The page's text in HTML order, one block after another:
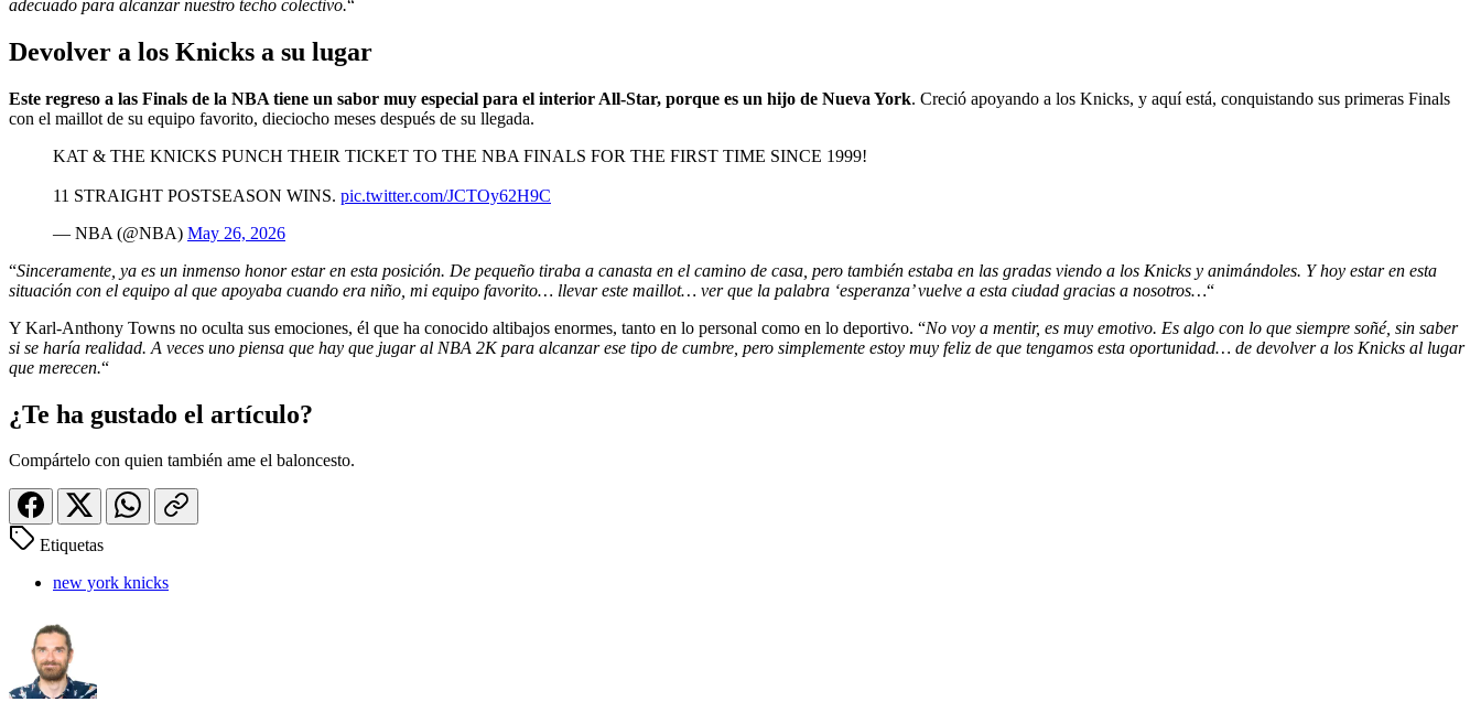
adecuado para alcanzar nuestro techo colectivo.“
Devolver a los Knicks a su lugar
Este regreso a las Finals de la NBA tiene un sabor muy especial para el interior All-Star, porque es un hijo de Nueva York. Creció apoyando a los Knicks, y aquí está, conquistando sus primeras Finals
con el maillot de su equipo favorito, dieciocho meses después de su llegada.
KAT & THE KNICKS PUNCH THEIR TICKET TO THE NBA FINALS FOR THE FIRST TIME SINCE 1999!
11 STRAIGHT POSTSEASON WINS. pic.twitter.com/JCTOy62H9C
— NBA (@NBA) May 26, 2026
“Sinceramente, ya es un inmenso honor estar en esta posición. De pequeño tiraba a canasta en el camino de casa, pero también estaba en las gradas viendo a los Knicks y animándoles. Y hoy estar en esta
situación con el equipo al que apoyaba cuando era niño, mi equipo favorito… llevar este maillot… ver que la palabra ‘esperanza’ vuelve a esta ciudad gracias a nosotros…“
Y Karl-Anthony Towns no oculta sus emociones, él que ha conocido altibajos enormes, tanto en lo personal como en lo deportivo. “No voy a mentir, es muy emotivo. Es algo con lo que siempre soñé, sin saber
si se haría realidad. A veces uno piensa que hay que jugar al NBA 2K para alcanzar ese tipo de cumbre, pero simplemente estoy muy feliz de que tengamos esta oportunidad… de devolver a los Knicks al lugar
que merecen.“
¿Te ha gustado el artículo?
Compártelo con quien también ame el baloncesto.
Etiquetas
new york knicks